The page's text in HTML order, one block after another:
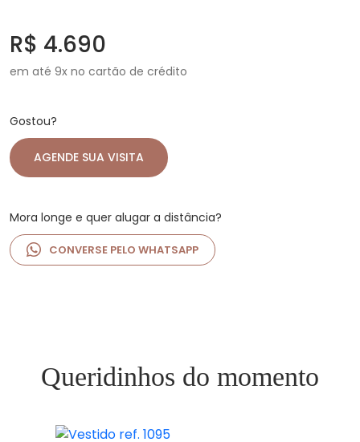
R$ 4.690
em até 9x no cartão de crédito
Gostou?
AGENDE SUA VISITA
Mora longe e quer alugar a distância?
CONVERSE PELO WHATSAPP
Queridinhos do momento